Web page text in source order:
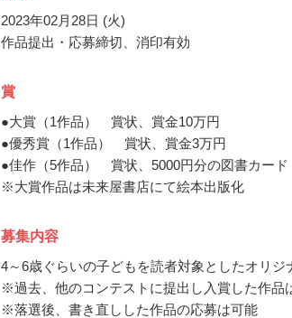
2023年02月28日 (火)
作品提出・応募締切、消印有効
賞
●大賞（1作品） 賞状、賞金10万円
●優秀賞（1作品） 賞状、賞金3万円
●佳作（5作品） 賞状、5000円分の図書カード
※大賞作品は未来屋書店にて絵本出版化
募集内容
4～6歳ぐらいの子どもを読者対象としたオリジ
※過去、他のコンテストに提出し入賞した作品
※落選後、書き直しした作品の応募は可能